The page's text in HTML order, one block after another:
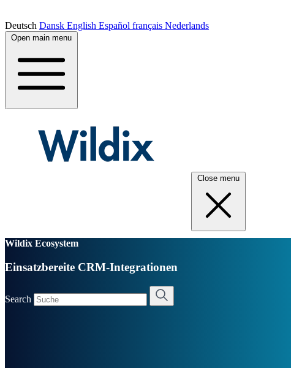
Deutsch Dansk English Español français Nederlands
Open main menu
Close menu
Wildix Ecosystem
Einsatzbereite CRM-Integrationen
Search